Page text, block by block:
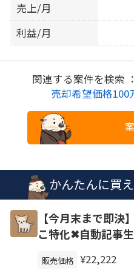
売上/月
利益/月
関連する案件を検索 ：
売却希望価格100
かんたんに買
【今月末まで即
こ特化✖自動記事
販売価格 ¥22,222